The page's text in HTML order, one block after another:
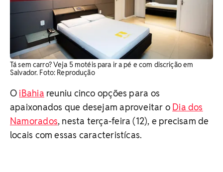
Tá sem carro? Veja 5 motéis para ir a pé e com discrição em
Salvador. Foto: Reprodução
O iBahia reuniu cinco opções para os
apaixonados que desejam aproveitar o Dia dos
Namorados, nesta terça-feira (12), e precisam de
locais com essas caracteristícas.